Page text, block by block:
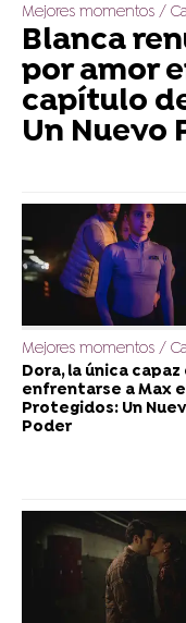
Mejores momentos /
Blanca
por amor
capítulo
Un Nuevo
Mejores momentos /
Dora, la única capaz
enfrentarse a Max
Protegidos: Un
Poder